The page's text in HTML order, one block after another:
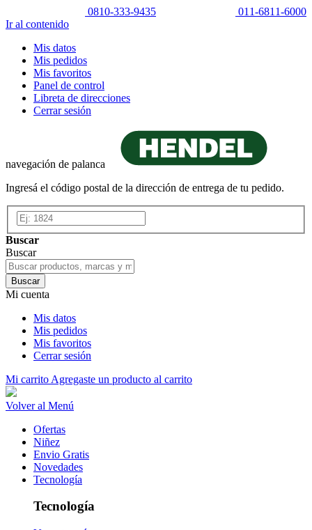
0810-333-9435
011-6811-6000
Ir al contenido
Mis datos
Mis pedidos
Mis favoritos
Panel de control
Libreta de direcciones
Cerrar sesión
navegación de palanca
Ingresá el código postal de la dirección de entrega de tu pedido.
Buscar
Buscar
Buscar
Mi cuenta
Mis datos
Mis pedidos
Mis favoritos
Cerrar sesión
Mi carrito Agregaste un producto al carrito
Volver al Menú
Ofertas
Niñez
Envio Gratis
Novedades
Tecnología
Tecnología